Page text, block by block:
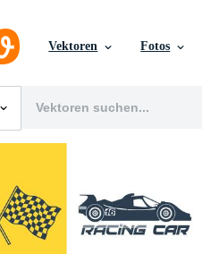
Vektoren Fotos